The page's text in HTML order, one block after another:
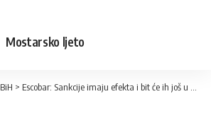
Mostarsko ljeto
BiH > Escobar: Sankcije imaju efekta i bit će ih još u regionu